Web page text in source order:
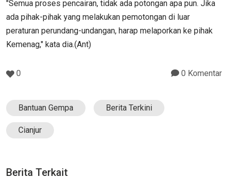
"Semua proses pencairan, tidak ada potongan apa pun. Jika
ada pihak-pihak yang melakukan pemotongan di luar
peraturan perundang-undangan, harap melaporkan ke pihak
Kemenag," kata dia.(Ant)
0 0 Komentar
Bantuan Gempa Berita Terkini
Cianjur
Berita Terkait